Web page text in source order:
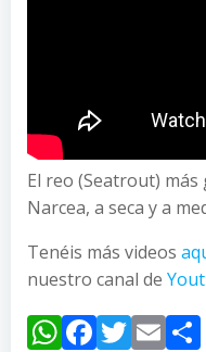
El reo (Seatrout)
Narcea, a seca y a
Tenéis más videos
nuestro canal de
WhatsApp